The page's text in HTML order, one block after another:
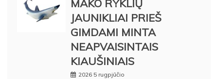
MAKO RYKLIŲ
JAUNIKLIAI PRIEŠ
GIMDAMI MINTA
NEAPVAISINTAIS
KIAUŠINIAIS
2026 5 rugpjūčio